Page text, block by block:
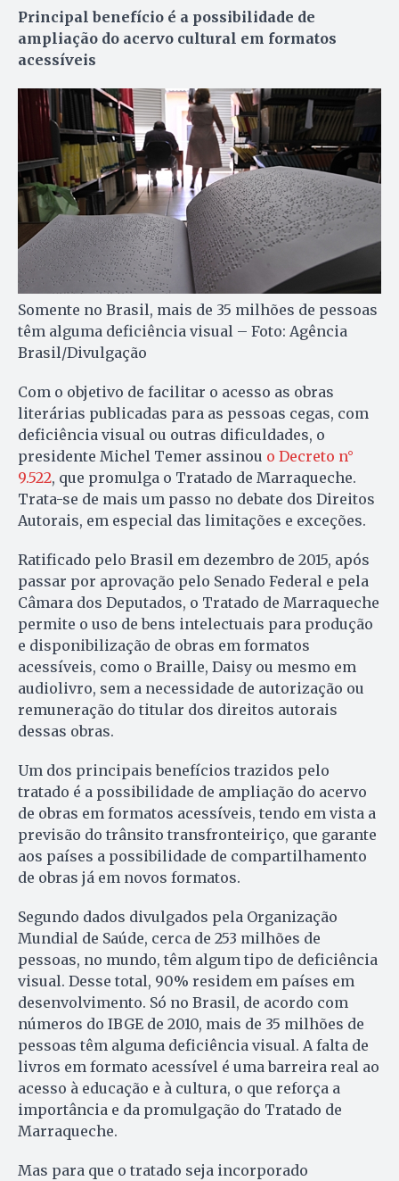
Principal benefício é a possibilidade de
ampliação do acervo cultural em formatos
acessíveis
Somente no Brasil, mais de 35 milhões de pessoas
têm alguma deficiência visual – Foto: Agência
Brasil/Divulgação
Com o objetivo de facilitar o acesso as obras
literárias publicadas para as pessoas cegas, com
deficiência visual ou outras dificuldades, o
presidente Michel Temer assinou o Decreto n°
9.522, que promulga o Tratado de Marraqueche.
Trata-se de mais um passo no debate dos Direitos
Autorais, em especial das limitações e exceções.
Ratificado pelo Brasil em dezembro de 2015, após
passar por aprovação pelo Senado Federal e pela
Câmara dos Deputados, o Tratado de Marraqueche
permite o uso de bens intelectuais para produção
e disponibilização de obras em formatos
acessíveis, como o Braille, Daisy ou mesmo em
audiolivro, sem a necessidade de autorização ou
remuneração do titular dos direitos autorais
dessas obras.
Um dos principais benefícios trazidos pelo
tratado é a possibilidade de ampliação do acervo
de obras em formatos acessíveis, tendo em vista a
previsão do trânsito transfronteiriço, que garante
aos países a possibilidade de compartilhamento
de obras já em novos formatos.
Segundo dados divulgados pela Organização
Mundial de Saúde, cerca de 253 milhões de
pessoas, no mundo, têm algum tipo de deficiência
visual. Desse total, 90% residem em países em
desenvolvimento. Só no Brasil, de acordo com
números do IBGE de 2010, mais de 35 milhões de
pessoas têm alguma deficiência visual. A falta de
livros em formato acessível é uma barreira real ao
acesso à educação e à cultura, o que reforça a
importância e da promulgação do Tratado de
Marraqueche.
Mas para que o tratado seja incorporado